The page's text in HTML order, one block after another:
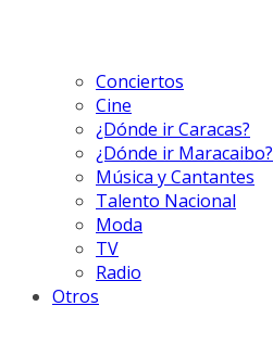
Conciertos
Cine
¿Dónde ir Caracas?
¿Dónde ir Maracaibo?
Música y Cantantes
Talento Nacional
Moda
TV
Radio
Otros